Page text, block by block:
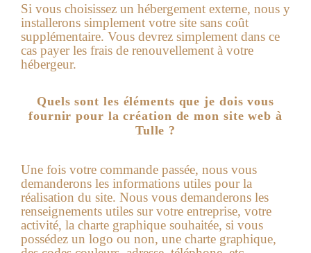
Si vous choisissez un hébergement externe, nous y
installerons simplement votre site sans coût
supplémentaire. Vous devrez simplement dans ce
cas payer les frais de renouvellement à votre
hébergeur.
Quels sont les éléments que je dois vous
fournir pour la création de mon site web à
Tulle ?
Une fois votre commande passée, nous vous
demanderons les informations utiles pour la
réalisation du site. Nous vous demanderons les
renseignements utiles sur votre entreprise, votre
activité, la charte graphique souhaitée, si vous
possédez un logo ou non, une charte graphique,